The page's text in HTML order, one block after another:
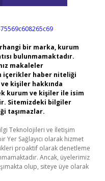
bir marka, kurum
bulunmamaktadır.
makaleler
içerikler haber niteliği
kişiler hakkında
kurum ve kişiler ile isim
Sitemizdeki bilgiler
taşımazlar.
Teknolojileri ve İletişim
Yer Sağlayıcı olarak hizmet
proaktif olarak denetleme
Ancak, üyelerimiz
olup, siteye üye olarak